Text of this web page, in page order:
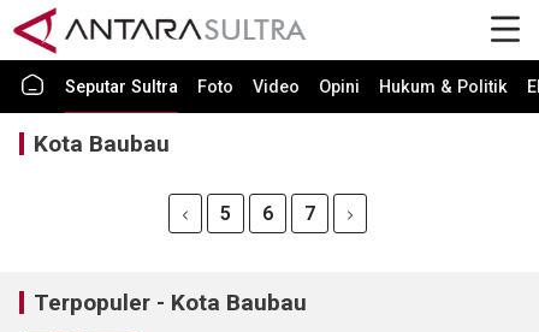
Seputar Sultra Foto Video Opini Hukum & Politik
Kota Baubau
5 6 7
Terpopuler - Kota Baubau